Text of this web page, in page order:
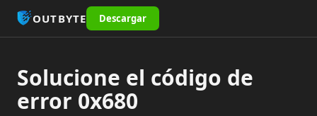
OUTBYTE Descargar
Solucione el código de
error 0x680